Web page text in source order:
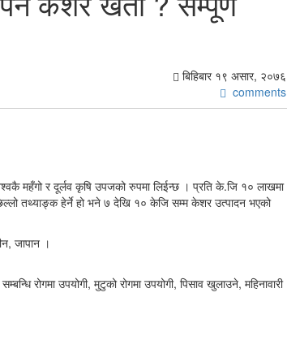
बिहिबार १९ असार, २०७६
comments
महँगो र दूर्लव कृषि उपजको रुपमा लिईन्छ । प्रति के.जि १० लाखमा
तथ्याङ्क हेर्ने हो भने ७ देखि १० केजि सम्म केशर उत्पादन भएको
जापान ।
रोगमा उपयोगी, मुटुको रोगमा उपयोगी, पिसाव खुलाउने, महिनावारी